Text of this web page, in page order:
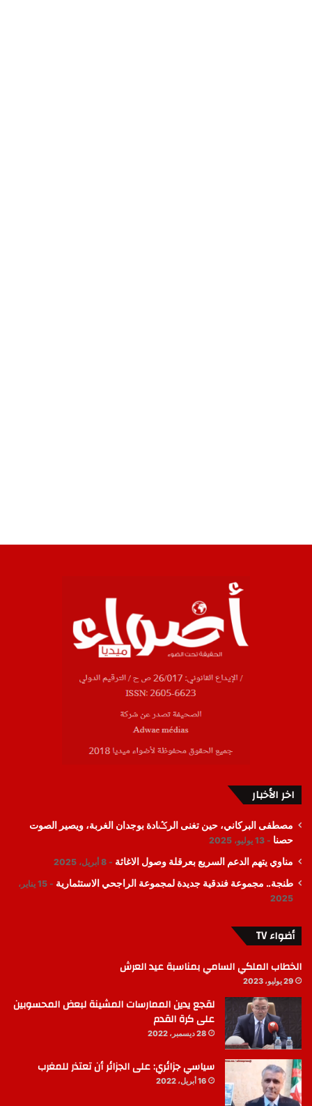
اخر الأخبار
مصطفى البركاني، حين تغنى الرݣادة بوجدان الغربة، ويصير الصوت
حصنا
13 يوليو، 2025
مناوي يتهم الدعم السريع بعرقلة وصول الاغاثة 8 أبريل، 2025
طنجة.. مجموعة فندقية جديدة لمجموعة الراجحي الاستثمارية
15 يناير،
2025
أضواء TV
الخطاب الملكي السامي بمناسبة عيد العرش
29 يوليو، 2023
لقجع يدين الممارسات المشينة لبعض المحسوبين
على كرة القدم
28 ديسمبر، 2022
سياسي جزائري: على الجزائر أن تعتذر للمغرب
16 أبريل، 2022